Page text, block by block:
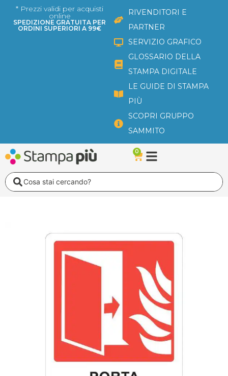
* Prezzi validi per acquisti
online
SPEDIZIONE GRATUITA PER
ORDINI SUPERIORI A 99€
RIVENDITORI E
PARTNER
SERVIZIO GRAFICO
GLOSSARIO DELLA
STAMPA DIGITALE
LE GUIDE DI STAMPA
PIÙ
SCOPRI GRUPPO
SAMMITO
0
Carrello
Search